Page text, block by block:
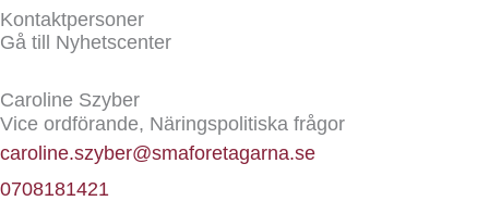
Kontaktpersoner
Gå till Nyhetscenter
Caroline Szyber
Vice ordförande, Näringspolitiska frågor
caroline.szyber@smaforetagarna.se
0708181421